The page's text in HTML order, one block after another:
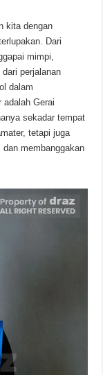
kita dengan
Dari
mimpi,
perjalanan
dalam
adalah Gerai
sekadar tempat
tetapi juga
membanggakan